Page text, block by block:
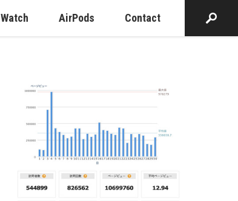
Watch AirPods Contact